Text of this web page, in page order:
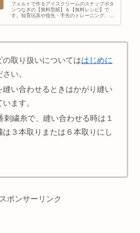
フェルトで作るアイスクリームのスナップボタ
ンつなぎの【無料型紙】＆【無料レシピ】で
す。知育玩具や指先・手先のトレーニング、モ
の取り扱いについてははじめに
い。
縫い合わせるときはかがり縫い
ます。
刺繍糸で、縫い合わせる時は１
は３本取りまたは６本取りにし
スポンサーリンク